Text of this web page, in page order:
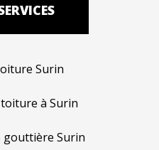
Surin
à Surin
gouttière Surin